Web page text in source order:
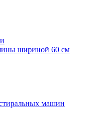
шириной 60 см
машин